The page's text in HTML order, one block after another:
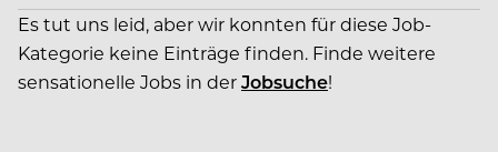
Es tut uns leid, aber wir konnten für diese Job-
Kategorie keine Einträge finden. Finde weitere
sensationelle Jobs in derJobsuche!